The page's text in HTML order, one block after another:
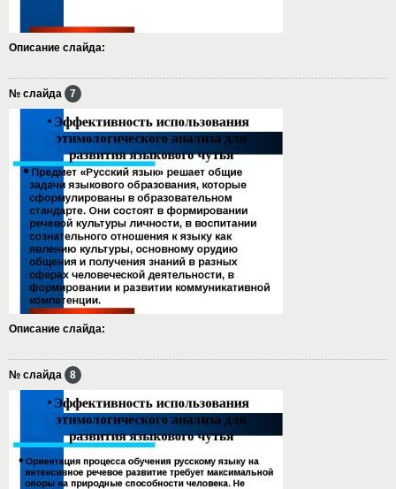
Описание слайда:
№ слайда 7
Описание слайда:
№ слайда 8